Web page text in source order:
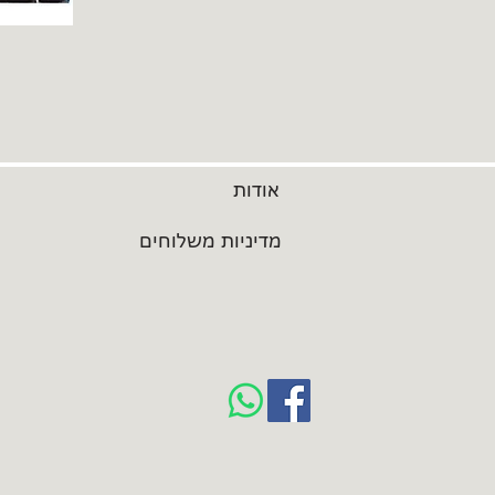
אודות
מדיניות משלוחים